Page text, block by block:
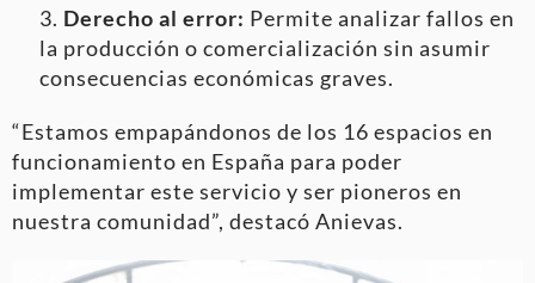
Derecho al error: Permite analizar fallos en
la producción o comercialización sin asumir
consecuencias económicas graves.
“Estamos empapándonos de los 16 espacios en
funcionamiento en España para poder
implementar este servicio y ser pioneros en
nuestra comunidad”, destacó Anievas.